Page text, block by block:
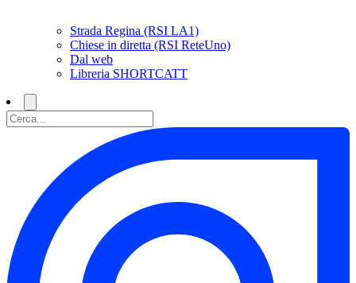
Strada Regina (RSI LA1)
Chiese in diretta (RSI ReteUno)
Dal web
Libreria SHORTCATT